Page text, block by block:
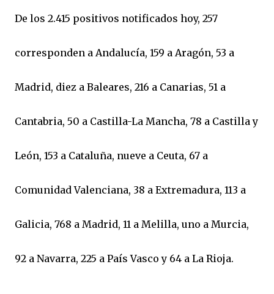
De los 2.415 positivos notificados hoy, 257
corresponden a Andalucía, 159 a Aragón, 53 a
Madrid, diez a Baleares, 216 a Canarias, 51 a
Cantabria, 50 a Castilla-La Mancha, 78 a Castilla y
León, 153 a Cataluña, nueve a Ceuta, 67 a
Comunidad Valenciana, 38 a Extremadura, 113 a
Galicia, 768 a Madrid, 11 a Melilla, uno a Murcia,
92 a Navarra, 225 a País Vasco y 64 a La Rioja.